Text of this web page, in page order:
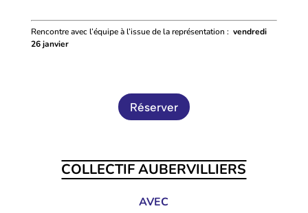
Rencontre avec l’équipe à l’issue de la représentation : vendredi
26 janvier
Réserver
COLLECTIF AUBERVILLIERS
AVEC